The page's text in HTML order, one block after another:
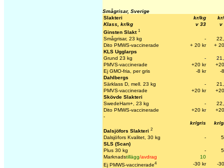
Smågrisar, Sverige
Slakteri
kr/kg
Klass, kr/kg
v 33
v
Ginsten Slakt 1
Smågrisar, 23 kg -
Dito PMWS-vaccinerade
+ 20 kr
+
KLS Ugglarps
Grund 23 kg
-
PMVS-vaccinerade
+20 kr
Ej GMO-fria, per gris
-8 kr
-
Dahlbergs
Särklass D, mell. 23 kg
-
PMVS-vaccinerade
+20 kr
Skövde Slakteri
SwedeHam+, 23 kg
-
Dito PMWS-vaccinerade
+20 kr
-
kr/gris
kr/
Dalsjöfors Slakteri 2
Dalsjöfors Kvalitet, 30 kg -
SLS (Scan)
Plus 30 kg
-
Marknadstillägg/avdrag
10
Ej PMWS-vaccinerade4 -30 kr
-